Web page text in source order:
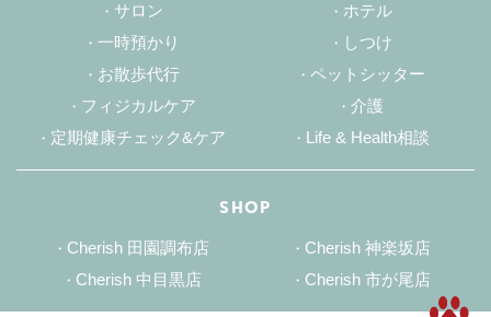
サロン
ホテル
一時預かり
しつけ
お散歩代行
ペットシッター
フィジカルケア
介護
定期健康チェック&ケア
Life & Health相談
SHOP
Cherish 田園調布店
Cherish 神楽坂店
Cherish 中目黒店
Cherish 市が尾店